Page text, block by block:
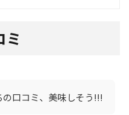
ミ
口コミ、美味しそう!!!